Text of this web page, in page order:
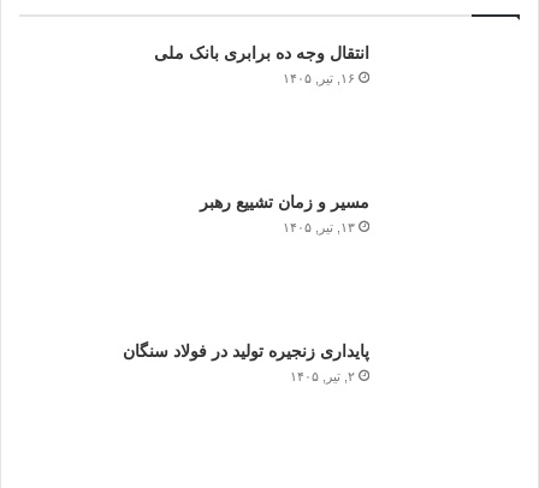
انتقال وجه ده برابری بانک ملی
۱۶, تیر, ۱۴۰۵
مسیر و زمان تشییع رهبر
۱۳, تیر, ۱۴۰۵
پایداری زنجیره تولید در فولاد سنگان
۲, تیر, ۱۴۰۵